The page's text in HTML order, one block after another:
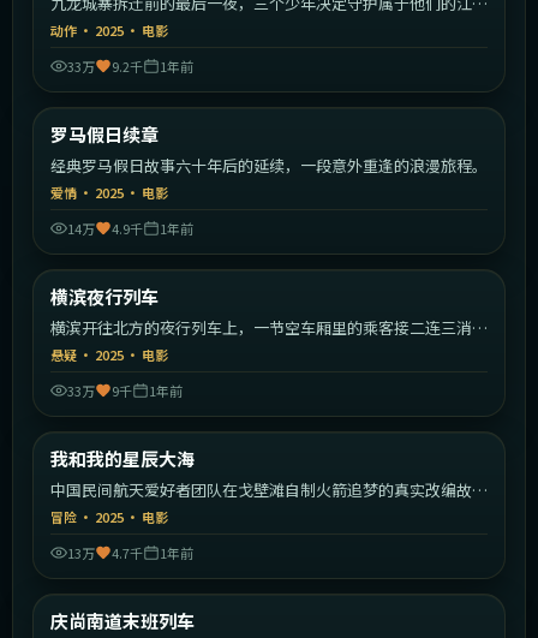
湖。
动作 · 2025 · 电影
33万
9.2千 1年前
最新
罗马假日续章
经典罗马假日故事六十年后的延续，一段意外重逢的浪漫旅程。
爱情 · 2025 · 电影
14万
4.9千 1年前
最新
横滨夜行列车
横滨开往北方的夜行列车上，一节空车厢里的乘客接二连三消
失。
悬疑 · 2025 · 电影
33万
9千 1年前
最新
我和我的星辰大海
中国民间航天爱好者团队在戈壁滩自制火箭追梦的真实改编故
事。
冒险 · 2025 · 电影
13万
4.7千 1年前
最新
庆尚南道末班列车